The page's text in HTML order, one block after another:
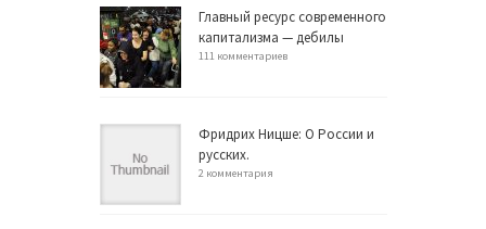
Главный ресурс современного
капитализма — дебилы
111 комментариев
Фридрих Ницше: О России и
русских.
2 комментария